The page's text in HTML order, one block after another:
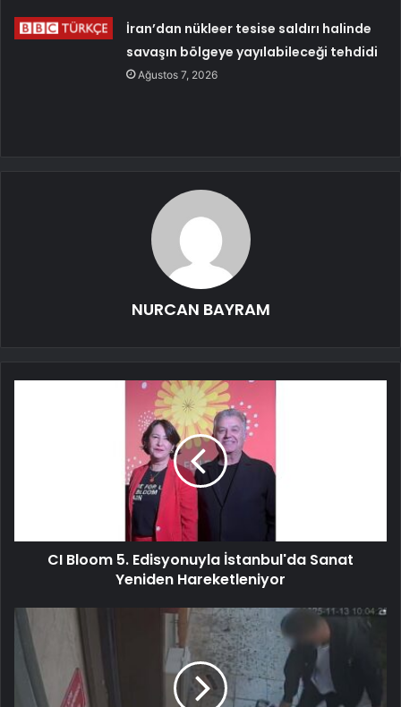
İran’dan nükleer tesise saldırı halinde
savaşın bölgeye yayılabileceği tehdidi
Ağustos 7, 2026
NURCAN BAYRAM
CI Bloom 5. Edisyonuyla İstanbul'da Sanat
Yeniden Hareketleniyor